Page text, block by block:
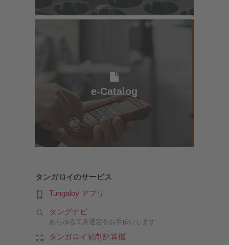
e-Catalog
e-Catalog
タンガロイのサービス
Tungaloy アプリ
タングナビ
あらゆる工具選定をお手伝いします
タンガロイ切削計算機